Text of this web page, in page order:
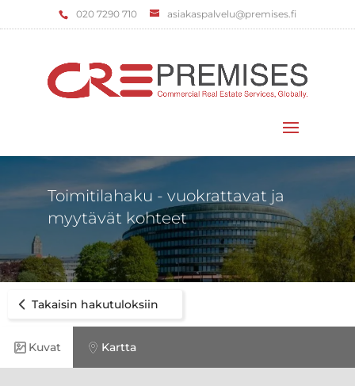
‌020 7290 710 asiakaspalvelu@premises.fi
Toimitilahaku - vuokrattavat ja
myytävät kohteet
Takaisin hakutuloksiin
Kuvat Kartta